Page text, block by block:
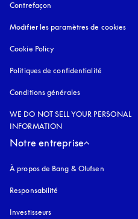
Contrefaçon
Modifier les paramètres de cookies
Cookie Policy
Politiques de confidentialité
Conditions générales
WE DO NOT SELL YOUR PERSONAL
INFORMATION
Notre entreprise
À propos de Bang & Olufsen
Responsabilité
Investisseurs